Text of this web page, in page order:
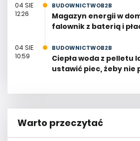
04 SIE
12:26
BUDOWNICTWOB2B
Magazyn energii w
falownik z baterią i
04 SIE
10:59
BUDOWNICTWOB2B
Ciepła woda z pelletu
ustawić piec, żeby nie
Warto przeczytać